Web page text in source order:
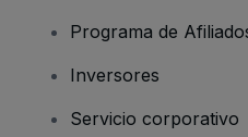
Programa de
Inversores
Servicio corporativo